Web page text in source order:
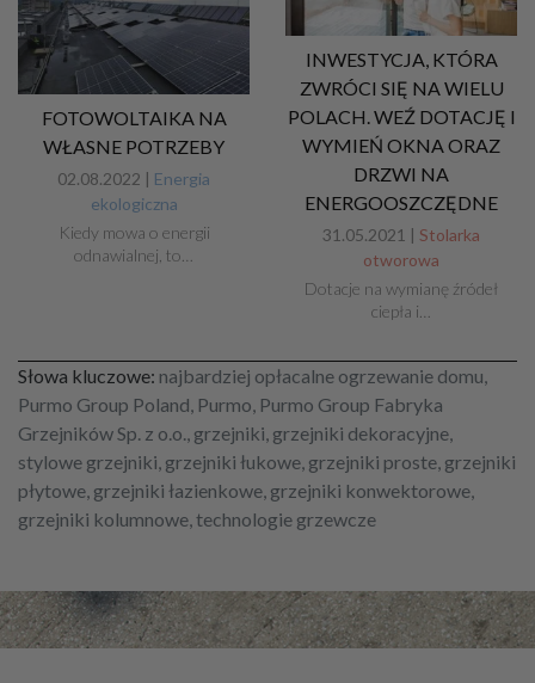
FOTOWOLTAIKA NA
WŁASNE POTRZEBY
02.08.2022 | Energia
ekologiczna
Kiedy mowa o energii
odnawialnej, to…
INWESTYCJA, KTÓRA
ZWRÓCI SIĘ NA WIELU
POLACH. WEŹ DOTACJĘ I
WYMIEŃ OKNA ORAZ
DRZWI NA
ENERGOOSZCZĘDNE
31.05.2021 | Stolarka
otworowa
Dotacje na wymianę źródeł
ciepła i…
Słowa kluczowe: najbardziej opłacalne ogrzewanie domu,
Purmo Group Poland, Purmo, Purmo Group Fabryka
Grzejników Sp. z o.o., grzejniki, grzejniki dekoracyjne,
stylowe grzejniki, grzejniki łukowe, grzejniki proste, grzejniki
płytowe, grzejniki łazienkowe, grzejniki konwektorowe,
grzejniki kolumnowe, technologie grzewcze